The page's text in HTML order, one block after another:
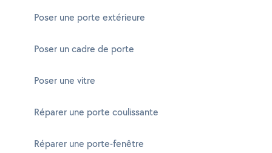
Poser une porte extérieure
Poser un cadre de porte
Poser une vitre
Réparer une porte coulissante
Réparer une porte-fenêtre